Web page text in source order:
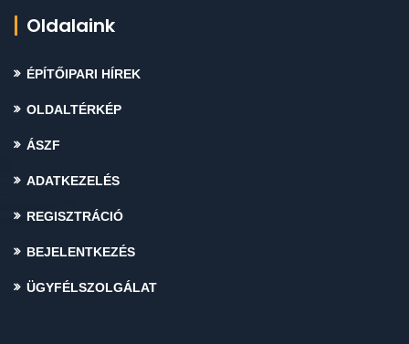
Oldalaink
ÉPÍTŐIPARI HÍREK
OLDALTÉRKÉP
ÁSZF
ADATKEZELÉS
REGISZTRÁCIÓ
BEJELENTKEZÉS
ÜGYFÉLSZOLGÁLAT